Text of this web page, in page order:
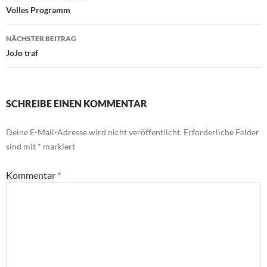
Volles Programm
NÄCHSTER BEITRAG
JoJo traf
SCHREIBE EINEN KOMMENTAR
Deine E-Mail-Adresse wird nicht veröffentlicht. Erforderliche Felder
sind mit * markiert
Kommentar *